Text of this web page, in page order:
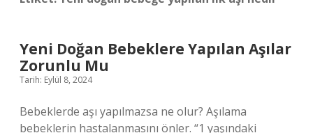
Yeni Doğan Bebeklere Yapılan Aşılar
Zorunlu Mu
Tarih: Eylül 8, 2024
Bebeklerde aşı yapılmazsa ne olur? Aşılama
bebeklerin hastalanmasını önler. “1 yaşındaki